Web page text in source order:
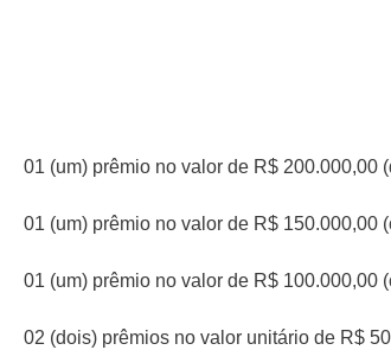
01 (um) prêmio no valor de R$ 200.000,00
01 (um) prêmio no valor de R$ 150.000,00
01 (um) prêmio no valor de R$ 100.000,00
02 (dois) prêmios no valor unitário de R$